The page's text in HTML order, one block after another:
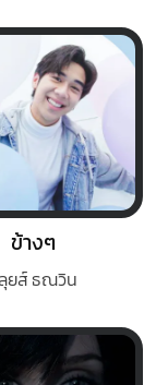
ข้างๆ
ยส์ ธณวิน